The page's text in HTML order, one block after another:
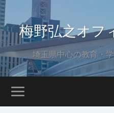
梅野弘之オフ
埼玉県中心の教育・